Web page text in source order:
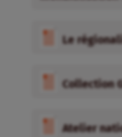
Le
Collection
Atelier